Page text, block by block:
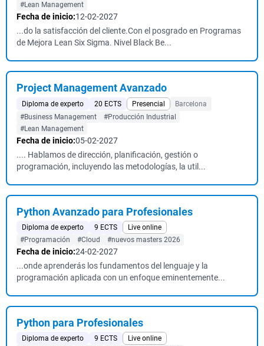
#Lean Management
Fecha de inicio:12-02-2027
...do la satisfacción del cliente.Con el posgrado en Programas
de Mejora Lean Six Sigma. Nivel Black Be...
Project Management Avanzado
Diploma de experto 20 ECTS Presencial
Barcelona
#Business Management
#Producción Industrial
#Lean Management
Fecha de inicio:05-02-2027
.... Hablamos de dirección, planificación, gestión o
programación, incluyendo las metodologías, la util...
Python Avanzado para Profesionales
Diploma de experto 9 ECTS
Live online
#Programación
#Cloud #nuevos masters 2026
Fecha de inicio:24-02-2027
...onde aprenderás los fundamentos del lenguaje y la
programación aplicada con un enfoque eminentemente...
Python para Profesionales
Diploma de experto 9 ECTS
Live online